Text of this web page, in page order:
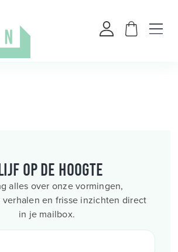
op de hoogte
alles over onze vormingen,
verhalen en frisse inzichten direct
in je mailbox.